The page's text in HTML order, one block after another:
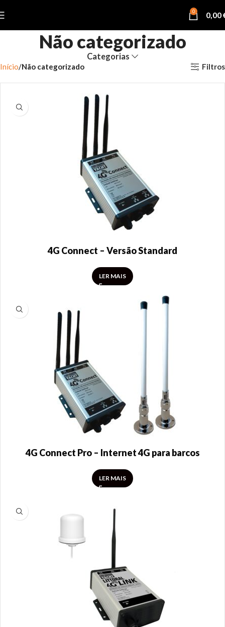
0 0,00
Não categorizado
Categorias
Início Não categorizado Filtros
4G Connect – Versão Standard
LER MAIS
4G Connect Pro – Internet 4G para barcos
LER MAIS